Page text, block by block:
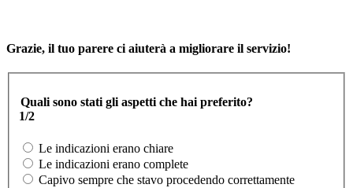
Grazie, il tuo parere ci aiuterà a migliorare il servizio!
Quali sono stati gli aspetti che hai preferito?
1/2
Le indicazioni erano chiare
Le indicazioni erano complete
Capivo sempre che stavo procedendo correttamente